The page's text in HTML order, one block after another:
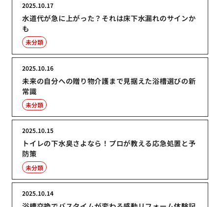
水道代が急に上がった？それは床下水漏れのサインか
も
2025.10.17
未分類
未来の自分への贈り物介護まで見据えた浴槽選びの新
常識
2025.10.16
未分類
トイレの下水臭さよなら！プロが教える応急処置と予
防策
2025.10.15
未分類
2025.10.14